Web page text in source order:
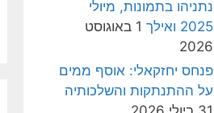
נתניהו בתמונות, מיולי
2025 ואילך
1 באוגוסט
2026
פנחס יחזקאלי: אוסף ממים
על ההתנתקות והשלכותיה